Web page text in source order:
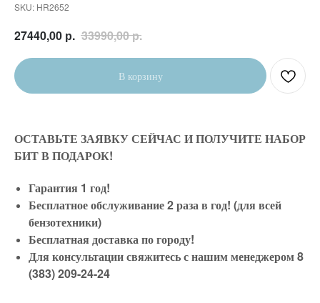
SKU: HR2652
27440,00 р. 33990,00р.
В корзину
ОСТАВЬТЕ ЗАЯВКУ СЕЙЧАС И ПОЛУЧИТЕ НАБОР
БИТ В ПОДАРОК!
Гарантия 1 год!
Бесплатное обслуживание 2 раза в год! (для всей
бензотехники)
Бесплатная доставка по городу!
Для консультации свяжитесь с нашим менеджером 8
(383) 209-24-24